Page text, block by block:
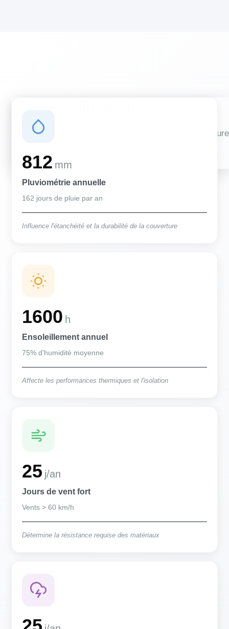
Des conditions qui influencent vos travaux de couverture
812 mm
Pluviométrie annuelle
162 jours de pluie par an
Influence l'étanchéité et la durabilité de la couverture
1600 h
Ensoleillement annuel
75% d'humidité moyenne
Affecte les performances thermiques et l'isolation
25 j/an
Jours de vent fort
Vents > 60 km/h
Détermine la résistance requise des matériaux